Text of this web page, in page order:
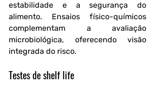
estabilidade e a segurança do
alimento. Ensaios físico-químicos
complementam a avaliação
microbiológica, oferecendo visão
integrada do risco.
Testes de shelf life